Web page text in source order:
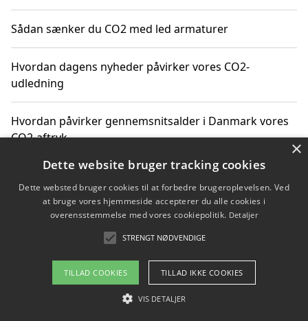
Sådan sænker du CO2 med led armaturer
Hvordan dagens nyheder påvirker vores CO2-
udledning
Hvordan påvirker gennemsnitsalder i Danmark vores
CO2-aftryk
Hvordan nyheder om CO2-udledning påvirker vores
hverdag
Om / kontakt
Blog Betingelser
×
Dette website bruger tracking cookies
Dette websted bruger cookies til at forbedre brugeroplevelsen. Ved
at bruge vores hjemmeside accepterer du alle cookies i
overensstemmelse med vores cookiepolitik. Detaljer
STRENGT NØDVENDIGE
TILLAD COOKIES TILLAD IKKE COOKIES
VIS DETALJER